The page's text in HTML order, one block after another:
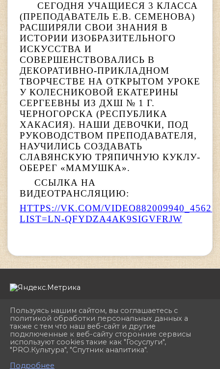
СЕГОДНЯ УЧАЩИЕСЯ 3 КЛАССА
(ПРЕПОДАВАТЕЛЬ Е.В. СЕМЕНОВА)
РАСШИРЯЛИ СВОИ ЗНАНИЯ В
ИСТОРИИ ИЗОБРАЗИТЕЛЬНОГО
ИСКУССТВА И
СОВЕРШЕНСТВОВАЛИСЬ В
ДЕКОРАТИВНО-ПРИКЛАДНОМ
ТВОРЧЕСТВЕ НА ОТКРЫТОМ УРОКЕ
У КОЛЕСНИКОВОЙ ЕКАТЕРИНЫ
СЕРГЕЕВНЫ ИЗ ДХШ № 1 Г.
ЧЕРНОГОРСКА (РЕСПУБЛИКА
ХАКАСИЯ). НАШИ ДЕВОЧКИ, ПОД
РУКОВОДСТВОМ ПРЕПОДАВАТЕЛЯ,
НАУЧИЛИСЬ СОЗДАВАТЬ
СЛАВЯНСКУЮ ТРЯПИЧНУЮ КУКЛУ-
ОБЕРЕГ «МАМУШКА».
ССЫЛКА НА
ВИДЕОТРАНСЛЯЦИЮ:
HTTPS://VK.COM/
LIST=LN-QFYDZA4AK9SIGVFRJW
2026 г. dhshkemerovo.ru
Вход
Карта сайта
Политика обработки персональных данных
Пользуясь нашим сайтом, вы соглашаетесь с
политикой обработки персональных данных а
также с тем что наш веб-сайт и другие
подключенные к веб-сайту сторонние сервисы
используют cookies такие как "Госуслуги",
"PRO.Культура", "Спутник аналитика".
Подробнее